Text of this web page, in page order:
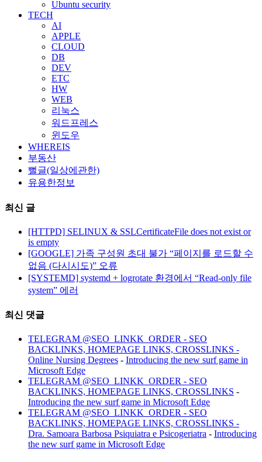
Ubuntu security
TECH
AI
APPLE
CLOUD
DB
DEV
ETC
HW
WEB
리눅스
워드프레스
윈도우
WHEREIS
부동산
뻘글(일상에관한)
유용한정보
최신 글
[HTTPD] SELINUX & SSLCertificateFile does not exist or
is empty
[GOOGLE] 가족 구성원 초대 불가 “페이지를 로드할 수
없음 (다시시도)” 오류
[SYSTEMD] systemd + logrotate 환경에서 “Read-only file
system” 에러
최신 댓글
TELEGRAM @SEO_LINKK_ORDER - SEO
BACKLINKS, HOMEPAGE LINKS, CROSSLINKS -
Online Nursing Degrees - Introducing the new surf game in
Microsoft Edge
TELEGRAM @SEO_LINKK_ORDER - SEO
BACKLINKS, HOMEPAGE LINKS, CROSSLINKS -
Introducing the new surf game in Microsoft Edge
TELEGRAM @SEO_LINKK_ORDER - SEO
BACKLINKS, HOMEPAGE LINKS, CROSSLINKS -
Dra. Samoara Barbosa Psiquiatra e Psicogeriatra - Introducing
the new surf game in Microsoft Edge